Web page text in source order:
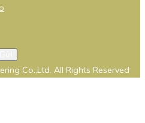
Co.,Ltd. All Rights Reserved